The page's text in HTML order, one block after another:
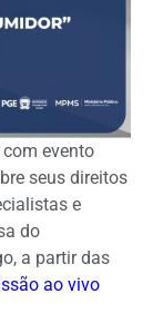
evento
seus direitos
e
do
a partir das
ao vivo